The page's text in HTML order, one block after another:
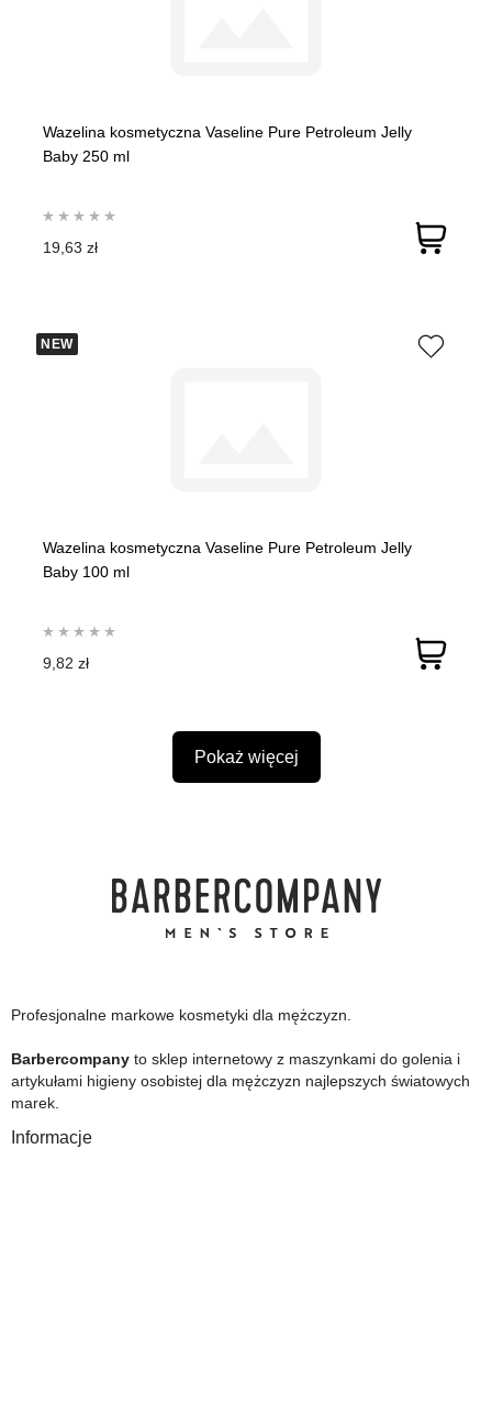
Wazelina kosmetyczna Vaseline Pure Petroleum Jelly
Baby 250 ml
19,63 zł
NEW
Wazelina kosmetyczna Vaseline Pure Petroleum Jelly
Baby 100 ml
9,82 zł
Pokaż więcej
Profesjonalne markowe kosmetyki dla mężczyzn.
Barbercompany to sklep internetowy z maszynkami do golenia i
artykułami higieny osobistej dla mężczyzn najlepszych światowych
marek.
Informacje